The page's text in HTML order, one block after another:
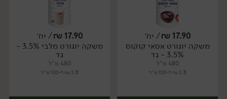
יח׳ יח׳
17.90
₪/ יח׳
משקה יוגורט אסאי קוקוס
3.5% - גד
480 מ"ל
3.73 ₪ ל-100 מ"ל
17.90
₪/ יח׳
משקה יוגורט מלבי 3.5% -
גד
480 מ"ל
3.73 ₪ ל-100 מ"ל